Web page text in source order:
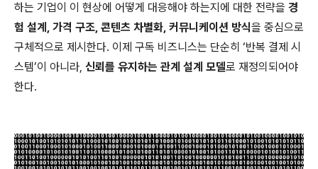
하는 기업이 이 현상에 어떻게 대응해야 하는지에 대한 전략을 경
험 설계, 가격 구조, 콘텐츠 차별화, 커뮤니케이션 방식을 중심으로
구체적으로 제시한다. 이제 구독 비즈니스는 단순히 ‘반복 결제 시
스템’이 아니라, 신뢰를 유지하는 관계 설계 모델로 재정의되어야
한다.